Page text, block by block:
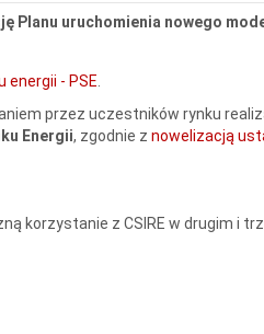
Planu uruchomienia nowego
energii - PSE
przez uczestników rynku
Energii, zgodnie z nowelizacją
korzystanie z CSIRE w drugim i